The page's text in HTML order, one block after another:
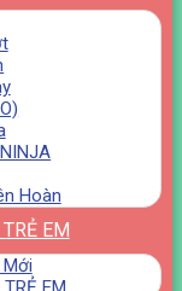
Hoàn
EM